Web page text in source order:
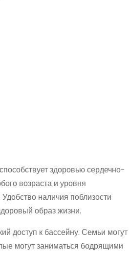
здоровью сердечно-
возраста и уровня
наличия поблизости
образ жизни.
доступ к бассейну. Семьи могут
могут заниматься бодрящими